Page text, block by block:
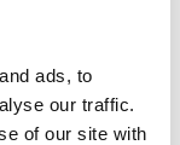
ads, to
our traffic.
of our site with
og
viden